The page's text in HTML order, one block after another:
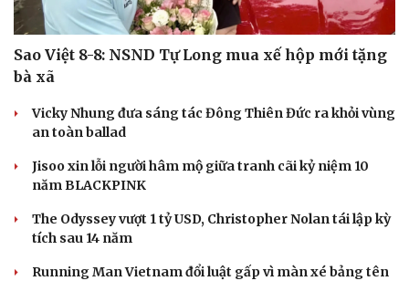
Sao Việt 8-8: NSND Tự Long mua xế hộp mới tặng
bà xã
Vicky Nhung đưa sáng tác Đông Thiên Đức ra khỏi vùng
an toàn ballad
Jisoo xin lỗi người hâm mộ giữa tranh cãi kỷ niệm 10
năm BLACKPINK
The Odyssey vượt 1 tỷ USD, Christopher Nolan tái lập kỳ
tích sau 14 năm
Running Man Vietnam đổi luật gấp vì màn xé bảng tên